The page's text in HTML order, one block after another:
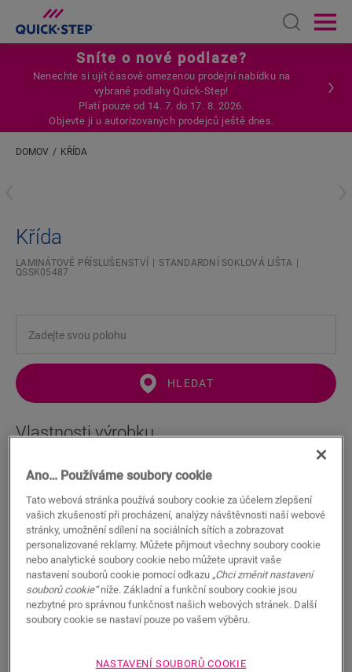
Open
Sníte o nové podlaze?
Nenechte si ujít časově omezenou prodejní nabídku na
vybrané podlahy Quick-Step!
Platí pouze od 14. 7. do 17. 8. 2026.
Objevte ji u autorizovaných prodejců ještě dnes.
DOMOV KŘÍDA
Křída
LAMINÁTOVÉ PŘÍSLUŠENSTVÍ
STANDARDNÍ SOKLOVÁ LIŠTA
QSSK05487
HLEDAT
Vlastnosti výrobku
Jedná se o rovné soklové lišty, které dokonale ladí s barvou
podlahy. Můžete nastavit výšku (40 nebo 58 mm). Pro rychlou
instalaci stačí použít naše lepidlo One4All Bond nebo spony.
Pro vodotěsný povrch ji můžete kombinovat s pěnovými
páskami Foamstrip, hydrosadami Hydrokit a voděodolnými
páskami Hydrostrip. K dispozici také v bílém natíratelném
provedení (QSSKPAINT).
Rozměry
Ano… Používáme soubory cookie
Tato webová stránka používá soubory cookie za účelem zlepšení
vašich zkušeností při procházení, analýzy návštěvnosti naší webové
stránky, umožnění sdílení na sociálních sítích a zobrazovat
personalizované reklamy. Můžete přijmout všechny soubory cookie
nebo analytické soubory cookie nebo můžete upravit vaše
nastavení souborů cookie pomocí odkazu „Chci změnit nastavení
souborů cookie“níže. Základní a funkční soubory cookie jsou
nezbytné pro správnou funkčnost našich webových stránek. Další
soubory cookie se nastaví pouze po vašem výběru.
NASTAVENÍ SOUBORŮ COOKIE